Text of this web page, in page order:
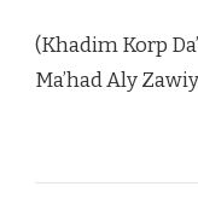
(Khadim Korp
Ma’had Aly